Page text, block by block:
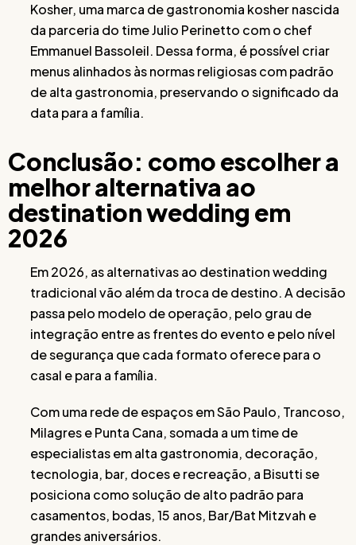
Kosher, uma marca de gastronomia kosher nascida
da parceria do time Julio Perinetto com o chef
Emmanuel Bassoleil. Dessa forma, é possível criar
menus alinhados às normas religiosas com padrão
de alta gastronomia, preservando o significado da
data para a família.
Conclusão: como escolher a
melhor alternativa ao
destination wedding em
2026
Em 2026, as alternativas ao destination wedding
tradicional vão além da troca de destino. A decisão
passa pelo modelo de operação, pelo grau de
integração entre as frentes do evento e pelo nível
de segurança que cada formato oferece para o
casal e para a família.
Com uma rede de espaços em São Paulo, Trancoso,
Milagres e Punta Cana, somada a um time de
especialistas em alta gastronomia, decoração,
tecnologia, bar, doces e recreação, a Bisutti se
posiciona como solução de alto padrão para
casamentos, bodas, 15 anos, Bar/Bat Mitzvah e
grandes aniversários.